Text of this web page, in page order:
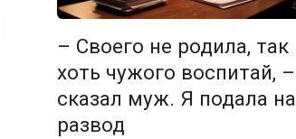
– Своего не родила, так
хоть чужого воспитай, –
сказал муж. Я подала на
развод